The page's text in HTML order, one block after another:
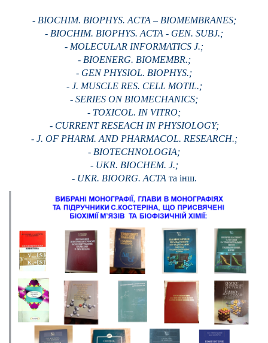
- BIOCHIM. BIOPHYS. ACTA – BIOMEMBRANES;
- BIOCHIM. BIOPHYS. ACTA - GEN. SUBJ.;
- MOLECULAR INFORMATICS J.;
- BIOENERG. BIOMEMBR.;
- GEN PHYSIOL. BIOPHYS.;
- J. MUSCLE RES. CELL MOTIL.;
- SERIES ON BIOMECHANICS;
- TOXICOL. ІN VITRO;
- CURRENT RESEACH IN PHYSIOLOGY;
- J. OF PHARM. AND PHARMACOL. RESEARCH.;
- BIOTECHNOLOGIA;
- UKR. BIOCHEM. J.;
- UKR. BIOORG. ACTA та інш.